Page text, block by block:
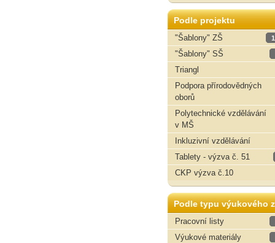
Podle projektu
"Šablony" ZŠ
"Šablony" SŠ
Triangl
Podpora přírodovědných
oborů
Polytechnické vzdělávání
v MŠ
Inkluzivní vzdělávání
Tablety - výzva č. 51
CKP výzva č.10
Podle typu výukového
Pracovní listy
Výukové materiály